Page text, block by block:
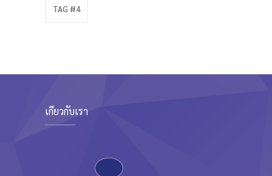
TAG #4
เกี่ยวกับเรา